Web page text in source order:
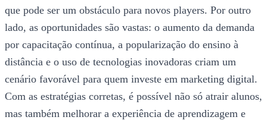
que pode ser um obstáculo para novos players. Por outro
lado, as oportunidades são vastas: o aumento da demanda
por capacitação contínua, a popularização do ensino à
distância e o uso de tecnologias inovadoras criam um
cenário favorável para quem investe em marketing digital.
Com as estratégias corretas, é possível não só atrair alunos,
mas também melhorar a experiência de aprendizagem e